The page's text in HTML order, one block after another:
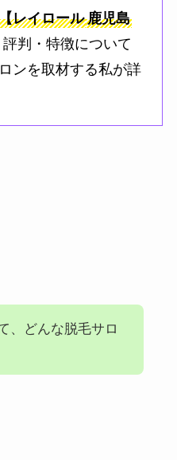
レイロール 鹿児島
判・特徴について
ンを取材する私が詳
、どんな脱毛サロ